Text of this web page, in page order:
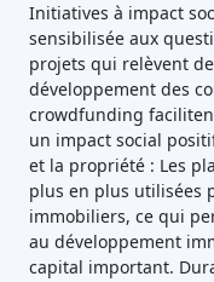
Initiatives à impact
sensibilisée aux
projets qui relèvent
développement des
crowdfunding
un impact social
et la propriété : Les
plus en plus utilisées
immobiliers, ce qui
au développement
capital important.